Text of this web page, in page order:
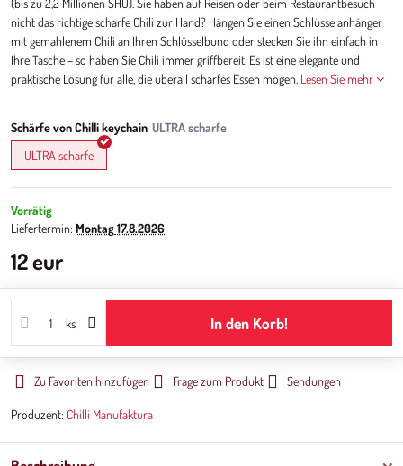
(bis zu 2,2 Millionen SHU). Sie haben auf Reisen oder beim Restaurantbesuch
nicht das richtige scharfe Chili zur Hand? Hängen Sie einen Schlüsselanhänger
mit gemahlenem Chili an Ihren Schlüsselbund oder stecken Sie ihn einfach in
Ihre Tasche – so haben Sie Chili immer griffbereit. Es ist eine elegante und
praktische Lösung für alle, die überall scharfes Essen mögen. Lesen Sie mehr
Schärfe von Chilli keychain
ULTRA scharfe
Vorrätig
Liefertermin: Montag17.8.2026
12 eur
ks In den Korb!
Zu Favoriten hinzufügen Frage zum Produkt Sendungen
Produzent: Chilli Manufaktura